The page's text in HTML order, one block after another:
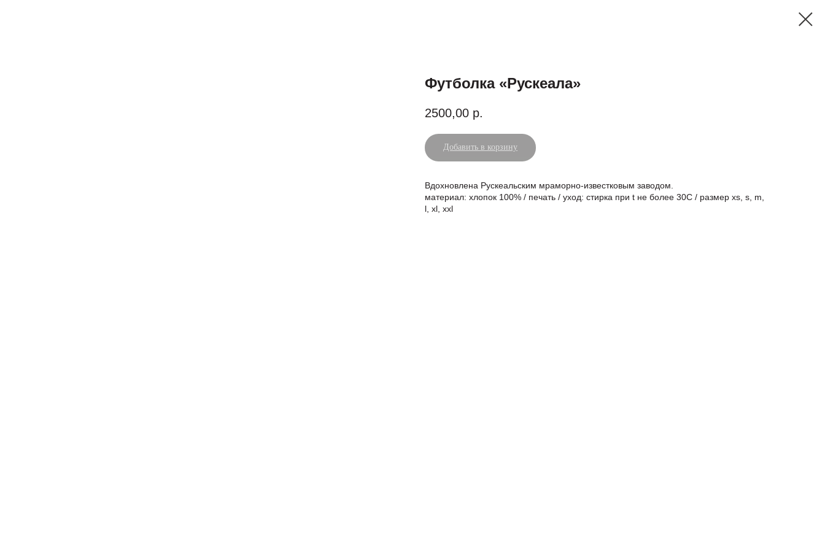
Футболка «Рускеала»
2500,00 р.
Добавить в корзину
Вдохновлена Рускеальским мраморно-известковым заводом.
материал: хлопок 100% / печать / уход: стирка при t не более 30С / размер xs, s, m,
l, xl, xxl